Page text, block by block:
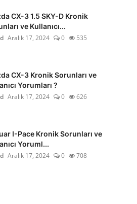
CX-3 1.5 SKY-D Kronik
ve Kullanıcı...
Aralık 17, 2024 0 535
CX-3 Kronik Sorunları ve
Yorumları ?
Aralık 17, 2024 0 626
I-Pace Kronik Sorunları ve
Yoruml...
Aralık 17, 2024 0 708